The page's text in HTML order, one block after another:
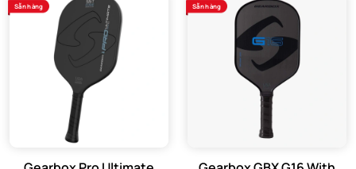
Sẵn hàng Sẵn hàng